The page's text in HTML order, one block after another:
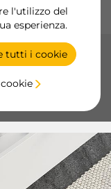
l'utilizzo del
esperienza.
tutti i cookie
parziale
offrono
supportando fino